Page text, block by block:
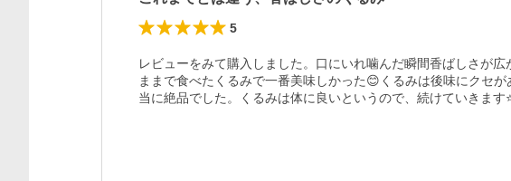
5
レビューをみて購入しました。口にいれ噛んだ瞬間香ばしさが
ままで食べたくるみで一番美味しかった😊くるみは後味にクセ
当に絶品でした。くるみは体に良いというので、続けていきます